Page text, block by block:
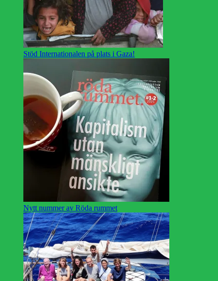
Stöd Internationalen på plats i Gaza!
Nytt nummer av Röda rummet